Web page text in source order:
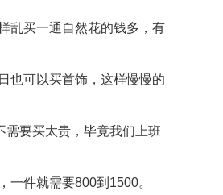
乱买一通自然花的钱多，有
也可以买首饰，这样慢慢的
要买太贵，毕竟我们上班
件就需要800到1500。